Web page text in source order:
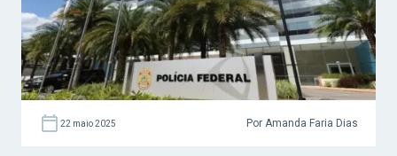
22 maio 2025 Por Amanda Faria Dias